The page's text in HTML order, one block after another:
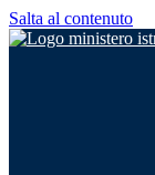
Salta al contenuto